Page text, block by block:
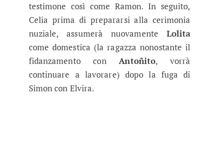
testimone così come Ramon. In seguito,
Celia prima di prepararsi alla cerimonia
nuziale, assumerà nuovamente Lolita
come domestica (la ragazza nonostante il
fidanzamento conAntoñito, vorrà
continuare a lavorare) dopo la fuga di
Simon con Elvira.